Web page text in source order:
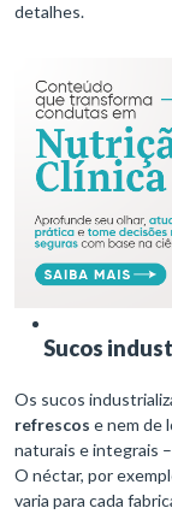
detalhes.
Sucos
Os sucos
refrescos e nem de
naturais e integrais
O néctar, por
varia para cada